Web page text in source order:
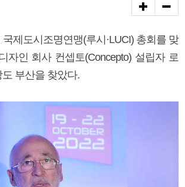
제도시조명연맹(루시·LUCI) 총회를 맞
자인 회사 컨셉토(Concepto) 설립자 로
부산을 찾았다.